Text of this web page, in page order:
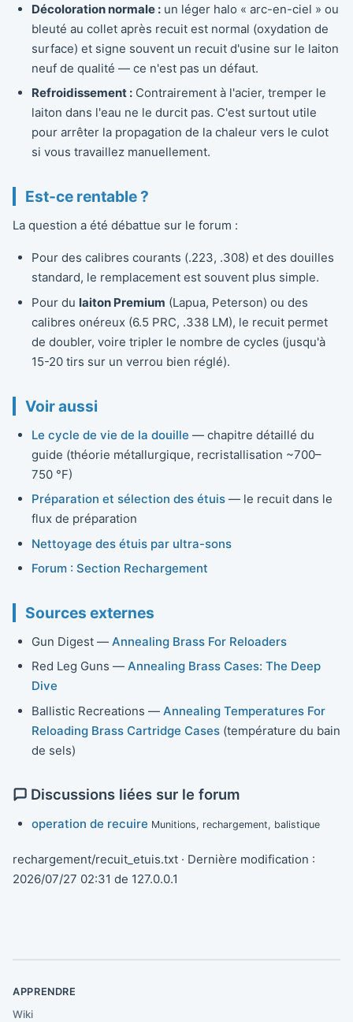
Décoloration normale : un léger halo « arc-en-ciel » ou
bleuté au collet après recuit est normal (oxydation de
surface) et signe souvent un recuit d'usine sur le laiton
neuf de qualité — ce n'est pas un défaut.
Refroidissement : Contrairement à l'acier, tremper le
laiton dans l'eau ne le durcit pas. C'est surtout utile
pour arrêter la propagation de la chaleur vers le culot
si vous travaillez manuellement.
Est-ce rentable ?
La question a été débattue sur le forum :
Pour des calibres courants (.223, .308) et des douilles
standard, le remplacement est souvent plus simple.
Pour du laiton Premium (Lapua, Peterson) ou des
calibres onéreux (6.5 PRC, .338 LM), le recuit permet
de doubler, voire tripler le nombre de cycles (jusqu'à
15-20 tirs sur un verrou bien réglé).
Voir aussi
Le cycle de vie de la douille — chapitre détaillé du
guide (théorie métallurgique, recristallisation ~700–
750 °F)
Préparation et sélection des étuis — le recuit dans le
flux de préparation
Nettoyage des étuis par ultra-sons
Forum : Section Rechargement
Sources externes
Gun Digest — Annealing Brass For Reloaders
Red Leg Guns — Annealing Brass Cases: The Deep
Dive
Ballistic Recreations — Annealing Temperatures For
Reloading Brass Cartridge Cases (température du bain
de sels)
Discussions liées sur le forum
operation de recuire Munitions, rechargement, balistique
rechargement/recuit_etuis.txt · Dernière modification :
2026/07/27 02:31 de 127.0.0.1
APPRENDRE
Wiki